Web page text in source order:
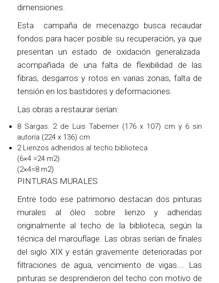
dimensiones.
Esta campaña de mecenazgo busca recaudar
fondos para hacer posible su recuperación, ya que
presentan un estado de oxidación generalizada
acompañada de una falta de flexibilidad de las
fibras, desgarros y rotos en varias zonas, falta de
tensión en los bastidores y deformaciones.
Las obras a restaurar serían:
8 Sargas: 2 de Luis Taberner (176 x 107) cm y 6 sin
autoría (224 x 136) cm
2 Lienzos adheridos al techo biblioteca
(6×4 =24 m2)
(2×4=8 m2)
PINTURAS MURALES
Entre todo ese patrimonio destacan dos pinturas
murales al óleo sobre lienzo y adheridas
originalmente al techo de la biblioteca, según la
técnica del marouflage. Las obras serían de finales
del siglo XIX y están gravemente deterioradas por
filtraciones de agua, vencimiento de vigas…. Las
pinturas se desprendieron del techo con motivo de